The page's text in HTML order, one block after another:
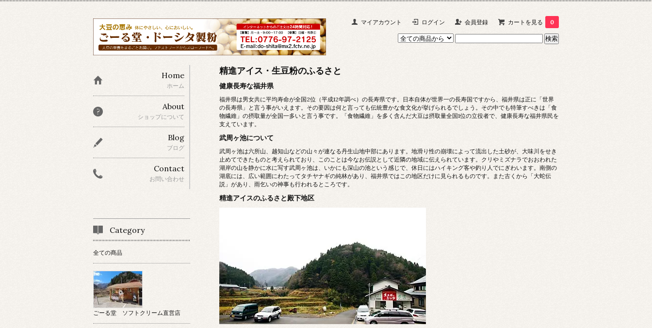
マイアカウント ログイン 会員登録 カートを見る 0
精進アイス・生豆粉のふるさと
健康長寿な福井県
福井県は男女共に平均寿命が全国2位（平成12年調べ）の長寿県です。日本自体が世界一の長寿国ですから、福井県は正に「世界
の長寿県」と言う事がいえます。その要因は何と言っても伝統豊かな食文化が挙げられるでしょう。その中でも特筆すべきは「食
物繊維」の摂取量が全国一多いと言う事です。「食物繊維」を多く含んだ大豆は摂取量全国1位の立役者で、健康長寿な福井県民を
支えています。
武周ヶ池について
武周ヶ池は六所山、越知山などの山々が連なる丹生山地中部にあります。地滑り性の崩壊によって流出した土砂が、大味川をせき
止めてできたものと考えられており、このことは今なお伝説として近隣の地域に伝えられています。クリやミズナラでおおわれた
湖岸の山を静かに水に写す武周ヶ池は、いかにも深山の池という感じで、休日にはハイキング客や釣り人でにぎわいます。南側の
湖底には、広い範囲にわたってタチヤナギの純林があり、福井県ではこの地区だけに見られるものです。また古くから「大蛇伝
説」があり、雨乞いの神事も行われるところです。
精進アイスのふるさと殿下地区
Home
ホーム
About
ショップについて
Blog
ブログ
Contact
お問い合わせ
Category
全ての商品
ごーる堂 ソフトクリーム直営店